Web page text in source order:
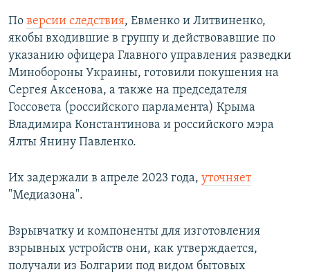
По версии следствия, Евменко и Литвиненко,
якобы входившие в группу и действовавшие по
указанию офицера Главного управления разведки
Минобороны Украины, готовили покушения на
Сергея Аксенова, а также на председателя
Госсовета (российского парламента) Крыма
Владимира Константинова и российского мэра
Ялты Янину Павленко.
Их задержали в апреле 2023 года, уточняет
"Медиазона".
Взрывчатку и компоненты для изготовления
взрывных устройств они, как утверждается,
получали из Болгарии под видом бытовых